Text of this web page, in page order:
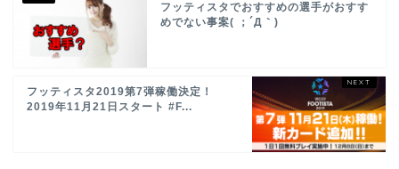
フッティスタでおすすめの選手がおすす
めでない事案( ；´Д｀)
フッティスタ2019第7弾稼働決定！
2019年11月21日スタート #F...